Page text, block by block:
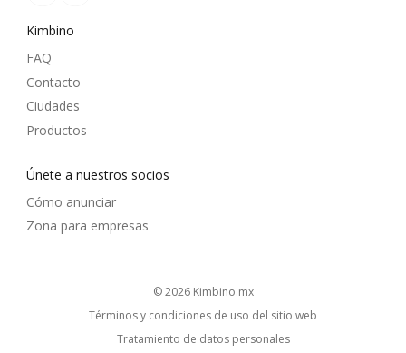
Kimbino
FAQ
Contacto
Ciudades
Productos
Únete a nuestros socios
Cómo anunciar
Zona para empresas
© 2026 kimbino.mx
Términos y condiciones de uso del sitio web
Tratamiento de datos personales